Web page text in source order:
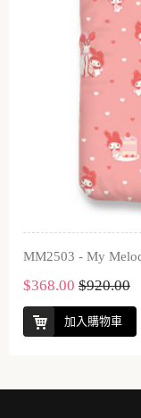
MM2503 - My
$368.00 $920.00
加入購物車